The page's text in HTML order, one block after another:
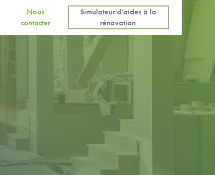
Nous
contacter
Simulateur d’aides à la
rénovation